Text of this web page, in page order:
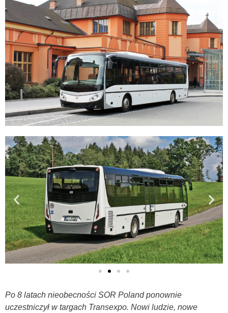
Po 8 latach nieobecności SOR Poland ponownie
uczestniczył w targach Transexpo. Nowi ludzie, nowe